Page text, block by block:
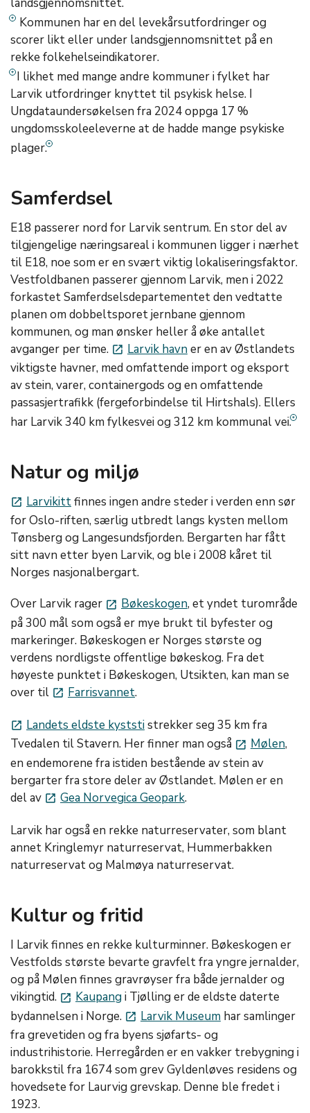
Kommunen har en del levekårsutfordringer og
scorer likt eller under landsgjennomsnittet på en
rekke folkehelseindikatorer.
I likhet med mange andre kommuner i fylket har
Larvik utfordringer knyttet til psykisk helse. I
Ungdataundersøkelsen fra 2024 oppga 17 %
ungdomsskoleeleverne at de hadde mange psykiske
plager.
Samferdsel
E18 passerer nord for Larvik sentrum. En stor del av
tilgjengelige næringsareal i kommunen ligger i nærhet
til E18, noe som er en svært viktig lokaliseringsfaktor.
Vestfoldbanen passerer gjennom Larvik, men i 2022
forkastet Samferdselsdepartementet den vedtatte
planen om dobbeltsporet jernbane gjennom
kommunen, og man ønsker heller å øke antallet
avganger per time. launch Larvik havner en av Østlandets
viktigste havner, med omfattende import og eksport
av stein, varer, containergods og en omfattende
passasjertrafikk (fergeforbindelse til Hirtshals). Ellers
har Larvik 340 km fylkesvei og 312 km kommunal vei.
Natur og miljø
launch Larvikittfinnes ingen andre steder i verden enn sør
for Oslo-riften, særlig utbredt langs kysten mellom
Tønsberg og Langesundsfjorden. Bergarten har fått
sitt navn etter byen Larvik, og ble i 2008 kåret til
Norges nasjonalbergart.
Over Larvik rager launch Bøkeskogen, et yndet turområde
på 300 mål som også er mye brukt til byfester og
markeringer. Bøkeskogen er Norges største og
verdens nordligste offentlige bøkeskog. Fra det
høyeste punktet i Bøkeskogen, Utsikten, kan man se
over til launch Farrisvannet.
launch Landets eldste kyststistrekker seg 35 km fra
Tvedalen til Stavern. Her finner man også launch Mølen,
en endemorene fra istiden bestående av stein av
bergarter fra store deler av Østlandet. Mølen er en
del av launch Gea Norvegica Geopark.
Larvik har også en rekke naturreservater, som blant
annet Kringlemyr naturreservat, Hummerbakken
naturreservat og Malmøya naturreservat.
Kultur og fritid
I Larvik finnes en rekke kulturminner. Bøkeskogen er
Vestfolds største bevarte gravfelt fra yngre jernalder,
og på Mølen finnes gravrøyser fra både jernalder og
vikingtid. launch Kaupangi Tjølling er de eldste daterte
bydannelsen i Norge. launch Larvik Museum har samlinger
fra grevetiden og fra byens sjøfarts- og
industrihistorie. Herregården er en vakker trebygning i
barokkstil fra 1674 som grev Gyldenløves residens og
hovedsete for Laurvig grevskap. Denne ble fredet i
1923.